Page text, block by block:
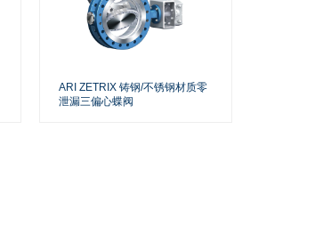
ARI ZETRIX 铸钢/不锈钢材质零
泄漏三偏心蝶阀